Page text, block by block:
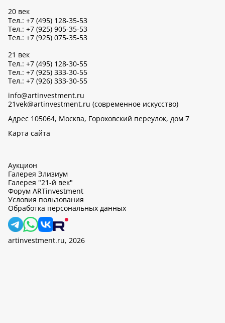
20 век
Тел.: +7 (495) 128-35-53
Тел.: +7 (925) 905-35-53
Тел.: +7 (925) 075-35-53
21 век
Тел.: +7 (495) 128-30-55
Тел.: +7 (925) 333-30-55
Тел.: +7 (926) 333-30-55
info@artinvestment.ru
21vek@artinvestment.ru (современное искусство)
Адрес 105064, Москва, Гороховский переулок, дом 7
Карта сайта
Аукцион
Галерея Элизиум
Галерея "21-й век"
Форум ARTinvestment
Условия пользования
Обработка персональных данных
artinvestment.ru, 2026